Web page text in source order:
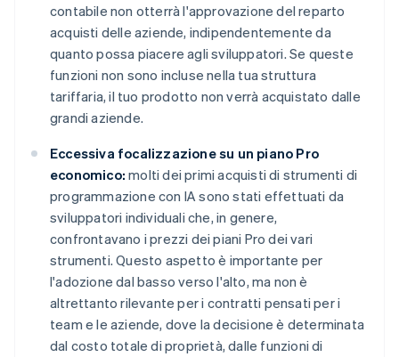
contabile non otterrà l'approvazione del reparto
acquisti delle aziende, indipendentemente da
quanto possa piacere agli sviluppatori. Se queste
funzioni non sono incluse nella tua struttura
tariffaria, il tuo prodotto non verrà acquistato dalle
grandi aziende.
Eccessiva focalizzazione su un piano Pro
economico: molti dei primi acquisti di strumenti di
programmazione con IA sono stati effettuati da
sviluppatori individuali che, in genere,
confrontavano i prezzi dei piani Pro dei vari
strumenti. Questo aspetto è importante per
l'adozione dal basso verso l'alto, ma non è
altrettanto rilevante per i contratti pensati per i
team e le aziende, dove la decisione è determinata
dal costo totale di proprietà, dalle funzioni di